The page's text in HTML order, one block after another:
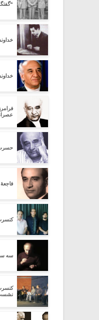
حسرت
کنسرت
سه
نشست